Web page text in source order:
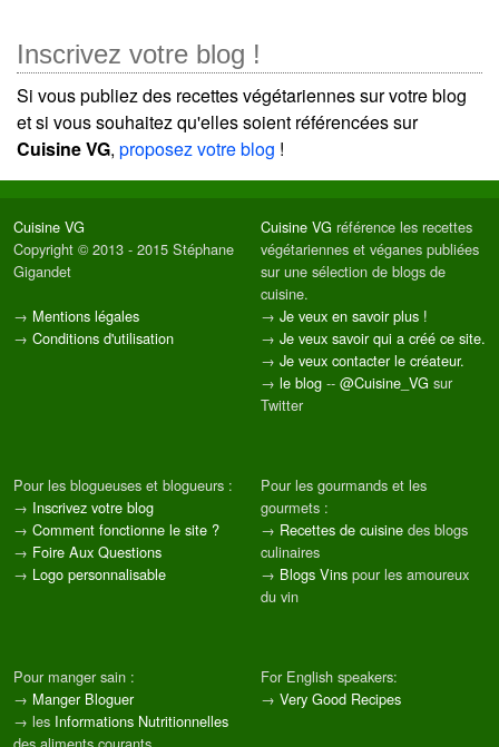
Inscrivez votre blog !
Si vous publiez des recettes végétariennes sur votre blog
et si vous souhaitez qu'elles soient référencées sur
Cuisine VG, proposez votre blog !
Cuisine VG
Copyright © 2013 - 2015 Stéphane
Gigandet
→ Mentions légales
→ Conditions d'utilisation
Cuisine VG référence les recettes
végétariennes et véganes publiées
sur une sélection de blogs de
cuisine.
→ Je veux en savoir plus !
→ Je veux savoir qui a créé ce site.
→ Je veux contacter le créateur.
→ le blog -- @Cuisine_VG sur
Twitter
Pour les blogueuses et blogueurs :
→ Inscrivez votre blog
→ Comment fonctionne le site ?
→ Foire Aux Questions
→ Logo personnalisable
Pour les gourmands et les
gourmets :
→ Recettes de cuisine des blogs
culinaires
→ Blogs Vins pour les amoureux
du vin
Pour manger sain :
→ Manger Bloguer
→ les Informations Nutritionnelles
For English speakers:
→ Very Good Recipes